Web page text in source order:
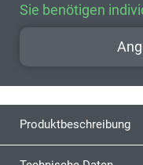
Sie benötigen
Produktbeschreibung